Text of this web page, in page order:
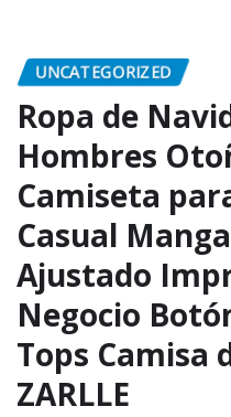
UNCATEGORIZED
Ropa de
Hombres
Camiseta
Casual
Ajustado
Negocio
Tops Camisa
ZARLLE